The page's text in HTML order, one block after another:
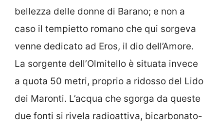
bellezza delle donne di Barano; e non a
caso il tempietto romano che qui sorgeva
venne dedicato ad Eros, il dio dell’Amore.
La sorgente dell’Olmitello è situata invece
a quota 50 metri, proprio a ridosso del Lido
dei Maronti. L’acqua che sgorga da queste
due fonti si rivela radioattiva, bicarbonato-